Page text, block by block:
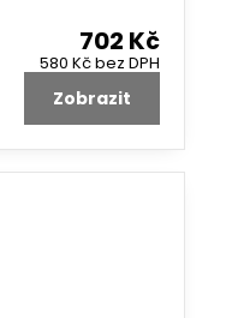
702 Kč
580 Kčbez DPH
Zobrazit